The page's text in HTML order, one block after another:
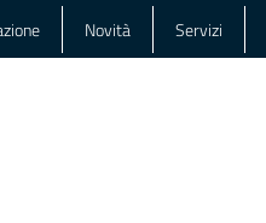
Novità Servizi